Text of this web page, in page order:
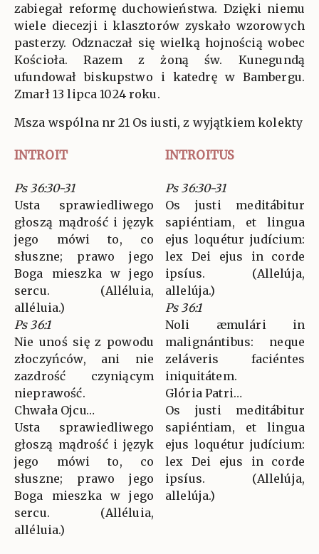
zabiegał reformę duchowieństwa. Dzięki niemu
wiele diecezji i klasztorów zyskało wzorowych
pasterzy. Odznaczał się wielką hojnością wobec
Kościoła. Razem z żoną św. Kunegundą
ufundował biskupstwo i katedrę w Bambergu.
Zmarł 13 lipca 1024 roku.
Msza wspólna nr 21 Os iusti, z wyjątkiem kolekty
INTROIT INTROITUS
Ps 36:30-31
Usta sprawiedliwego
głoszą mądrość i język
jego mówi to, co
słuszne; prawo jego
Boga mieszka w jego
sercu. (Alléluia,
alléluia.)
Ps 36:1
Nie unoś się z powodu
złoczyńców, ani nie
zazdrość czyniącym
nieprawość.
Chwała Ojcu…
Usta sprawiedliwego
głoszą mądrość i język
jego mówi to, co
słuszne; prawo jego
Boga mieszka w jego
sercu. (Alléluia,
alléluia.)
Ps 36:30-31
Os justi meditábitur
sapiéntiam, et lingua
ejus loquétur judícium:
lex Dei ejus in corde
ipsíus. (Allelúja,
allelúja.)
Ps 36:1
Noli æmulári in
malignántibus: neque
zeláveris faciéntes
iniquitátem.
Glória Patri…
Os justi meditábitur
sapiéntiam, et lingua
ejus loquétur judícium:
lex Dei ejus in corde
ipsíus. (Allelúja,
allelúja.)